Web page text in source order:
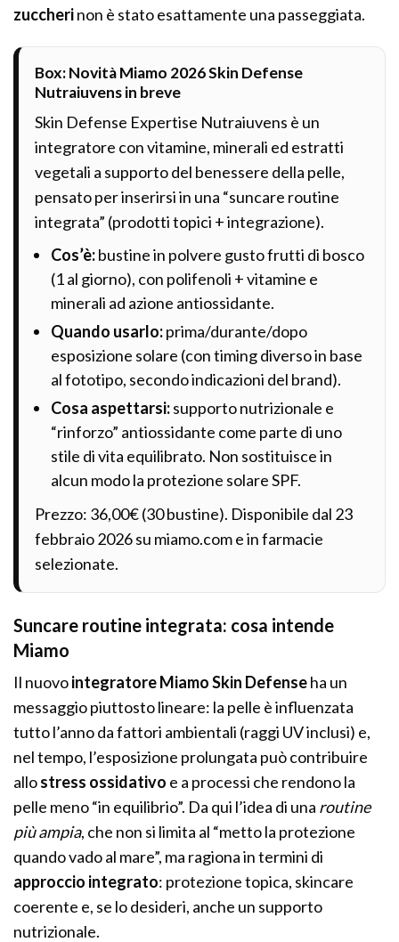
zuccherinon è stato esattamente una passeggiata.
Box: Novità Miamo 2026 Skin Defense
Nutraiuvens in breve
Skin Defense Expertise Nutraiuvens è un
integratore con vitamine, minerali ed estratti
vegetali a supporto del benessere della pelle,
pensato per inserirsi in una “suncare routine
integrata” (prodotti topici + integrazione).
Cos’è:bustine in polvere gusto frutti di bosco
(1 al giorno), con polifenoli + vitamine e
minerali ad azione antiossidante.
Quando usarlo:prima/durante/dopo
esposizione solare (con timing diverso in base
al fototipo, secondo indicazioni del brand).
Cosa aspettarsi:supporto nutrizionale e
“rinforzo” antiossidante come parte di uno
stile di vita equilibrato. Non sostituisce in
alcun modo la protezione solare SPF.
Prezzo: 36,00€ (30 bustine). Disponibile dal 23
febbraio 2026 su miamo.com e in farmacie
selezionate.
Suncare routine integrata: cosa intende
Miamo
Il nuovointegratore Miamo Skin Defenseha un
messaggio piuttosto lineare: la pelle è influenzata
tutto l’anno da fattori ambientali (raggi UV inclusi) e,
nel tempo, l’esposizione prolungata può contribuire
allostress ossidativo e a processi che rendono la
pelle meno “in equilibrio”. Da qui l’idea di una routine
più ampia, che non si limita al “metto la protezione
quando vado al mare”, ma ragiona in termini di
approccio integrato: protezione topica, skincare
coerente e, se lo desideri, anche un supporto
nutrizionale.